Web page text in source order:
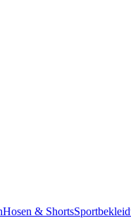
Hosen & Shorts